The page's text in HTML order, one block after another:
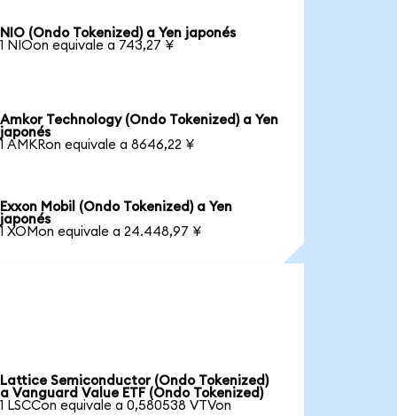
NIO (Ondo Tokenized) a Yen japonés
1 NIOon equivale a 743,27 ¥
Amkor Technology (Ondo Tokenized) a Yen
japonés
1 AMKRon equivale a 8646,22 ¥
Exxon Mobil (Ondo Tokenized) a Yen
japonés
1 XOMon equivale a 24.448,97 ¥
Lattice Semiconductor (Ondo Tokenized)
a Vanguard Value ETF (Ondo Tokenized)
1 LSCCon equivale a 0,580538 VTVon